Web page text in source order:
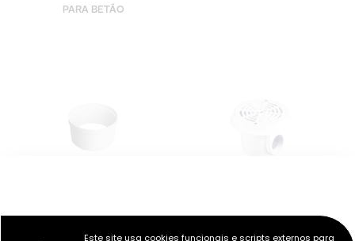
PARA BETÃO
7,12€ 17,12€
Este site usa cookies funcionais e scripts externos para